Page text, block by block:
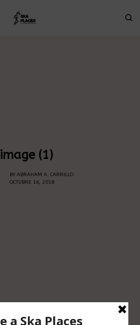
image (1)
BY ABRAHAM A. CARRILLO
OCTUBRE 16, 2018